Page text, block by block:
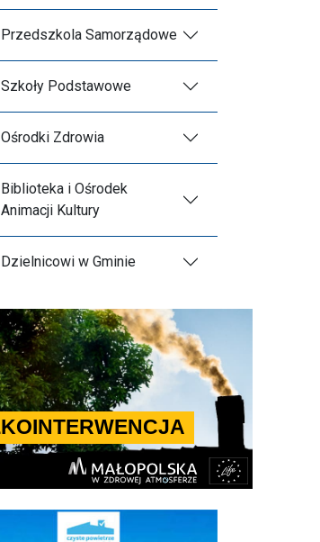
Przedszkola Samorządowe
Szkoły Podstawowe
Ośrodki Zdrowia
Biblioteka i Ośrodek
Animacji Kultury
Dzielnicowi w Gminie